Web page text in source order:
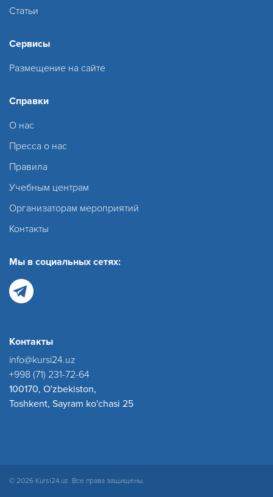
Статьи
Сервисы
Размещение на сайте
Справки
О нас
Пресса о нас
Правила
Учебным центрам
Организаторам мероприятий
Контакты
Мы в социальных сетях:
Контакты
info@kursi24.uz
+998 (71) 231-72-64
100170, O'zbekiston,
Toshkent, Sayram ko'chasi 25
© 2026 Kursi24.uz. Все права защищены.